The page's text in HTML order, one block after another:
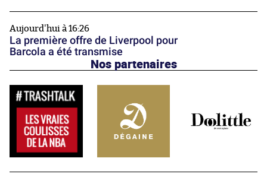
Aujourd'hui à 16:26
La première offre de Liverpool pour
Barcola a été transmise
Nos partenaires